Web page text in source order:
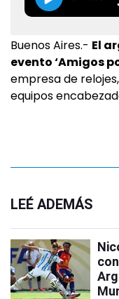
Buenos Aires.- El
evento ‘Amigos
empresa de
equipos
LEÉ ADEMÁS